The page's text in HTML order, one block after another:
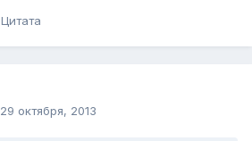
Цитата
29 октября, 2013